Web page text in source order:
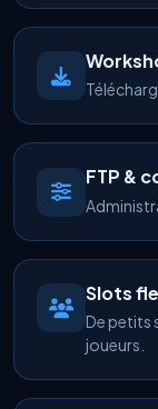
FTP &
Slots
De petits
joueurs.